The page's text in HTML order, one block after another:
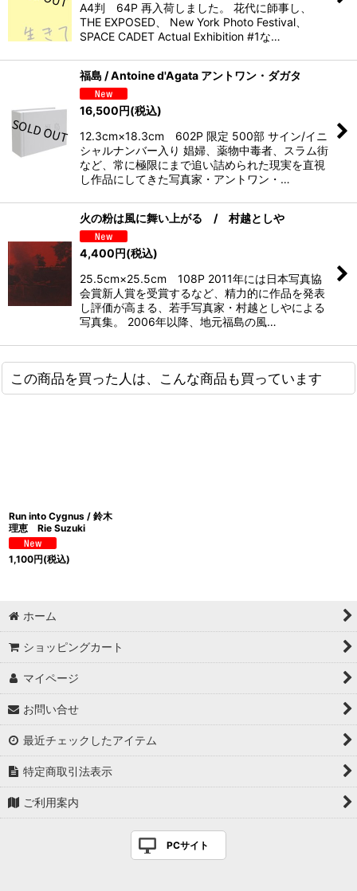
A4判 64P 再入荷しました。 花代に師事し、
THE EXPOSED、 New York Photo Festival、
SPACE CADET Actual Exhibition #1な…
福島 / Antoine d'Agata アントワン・ダガタ
16,500円(税込)
12.3cm×18.3cm 602P 限定 500部 サイン/イニ
シャルナンバー入り 娼婦、薬物中毒者、スラム街
など、常に極限にまで追い詰められた現実を直視
し作品にしてきた写真家・アントワン・…
火の粉は風に舞い上がる / 村越としや
4,400円(税込)
25.5cm×25.5cm 108P 2011年には日本写真協
会賞新人賞を受賞するなど、精力的に作品を発表
し評価が高まる、若手写真家・村越としやによる
写真集。 2006年以降、地元福島の風…
この商品を買った人は、こんな商品も買っています
Run into Cygnus / 鈴木
理恵 Rie Suzuki
1,100円(税込)
ホーム
ショッピングカート
マイページ
お問い合せ
最近チェックしたアイテム
特定商取引法表示
ご利用案内
PCサイト